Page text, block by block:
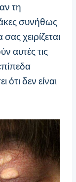
τη
συνήθως
χειρίζεται
αυτές τις
δεν είναι